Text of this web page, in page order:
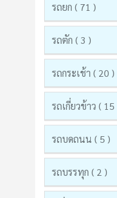
รถยก ( 71 )
รถตัก ( 3 )
รถกระเช้า ( 20 )
รถเกี่ยวข้าว ( 15
รถบดถนน ( 5 )
รถบรรทุก ( 2 )